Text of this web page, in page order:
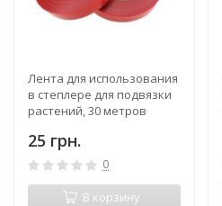
Лента для использования
в степлере для подвязки
растений, 30 метров
25 грн.
0
В корзину